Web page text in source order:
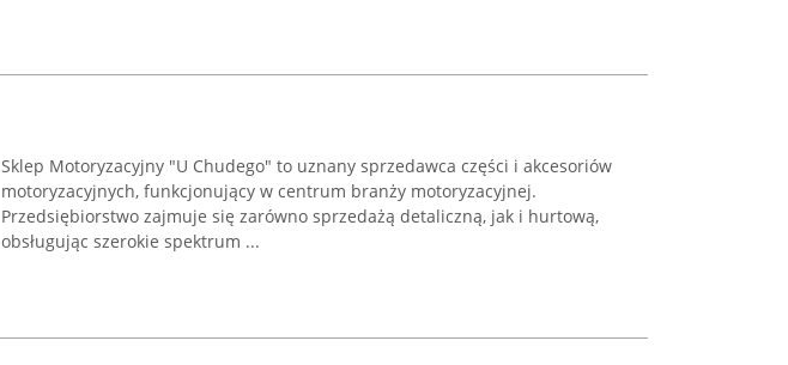
Sklep Motoryzacyjny "U Chudego" to uznany sprzedawca części i akcesoriów
motoryzacyjnych, funkcjonujący w centrum branży motoryzacyjnej.
Przedsiębiorstwo zajmuje się zarówno sprzedażą detaliczną, jak i hurtową,
obsługując szerokie spektrum ...